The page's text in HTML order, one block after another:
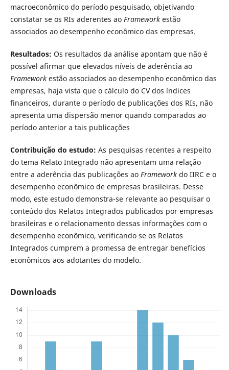
macroeconômico do período pesquisado, objetivando
constatar se os RIs aderentes ao Frameworkestão
associados ao desempenho econômico das empresas.
Resultados: Os resultados da análise apontam que não é
possível afirmar que elevados níveis de aderência ao
Frameworkestão associados ao desempenho econômico das
empresas, haja vista que o cálculo do CV dos índices
financeiros, durante o período de publicações dos RIs, não
apresenta uma dispersão menor quando comparados ao
período anterior a tais publicações
Contribuição do estudo: As pesquisas recentes a respeito
do tema Relato Integrado não apresentam uma relação
entre a aderência das publicações ao Frameworkdo IIRC e o
desempenho econômico de empresas brasileiras. Desse
modo, este estudo demonstra-se relevante ao pesquisar o
conteúdo dos Relatos Integrados publicados por empresas
brasileiras e o relacionamento dessas informações com o
desempenho econômico, verificando se os Relatos
Integrados cumprem a promessa de entregar benefícios
econômicos aos adotantes do modelo.
Downloads